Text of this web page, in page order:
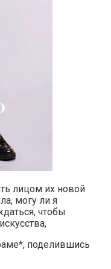
лицом их новой
могу ли я
чтобы
поделившись